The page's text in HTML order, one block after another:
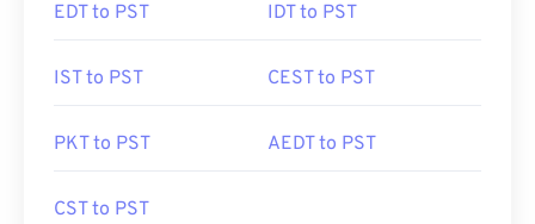
EDT to PST IDT to PST
IST to PST CEST to PST
PKT to PST AEDT to PST
CST to PST